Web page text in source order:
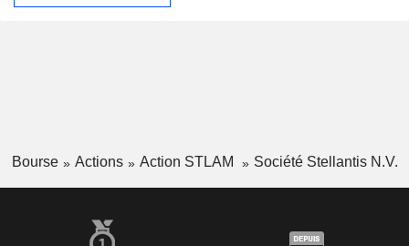
Bourse Actions Action STLAM Société Stellantis N.V.